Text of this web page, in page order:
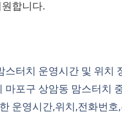
합니다.
스터치 운영시간 및 위치
마포구 상암동 맘스터치
운영시간,위치,전화번호